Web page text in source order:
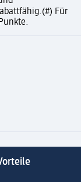
(#) Für